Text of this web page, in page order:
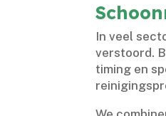
In veel
verstoord.​
timing en